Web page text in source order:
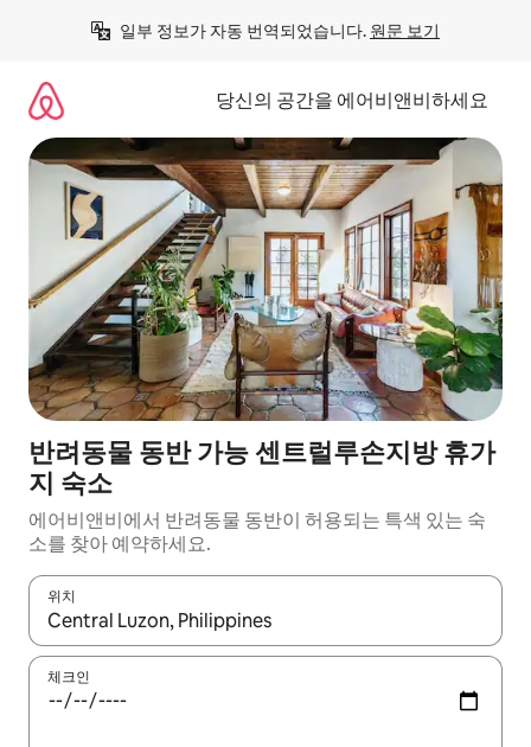
일부 정보가 자동 번역되었습니다. 원문 보기
당신의 공간을 에어비앤비하세요
반려동물 동반 가능 센트럴루손지방 휴가
지 숙소
에어비앤비에서 반려동물 동반이 허용되는 특색 있는 숙
소를 찾아 예약하세요.
위치
결과가 나오면 위·아래 화살표 키를 사용하거나 터치 또는 스와이
체크인